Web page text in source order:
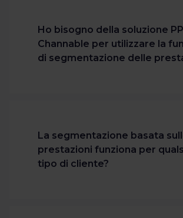
Ho bisogno della soluzione
Channable per utilizzare la
di segmentazione delle
prestazioni. È inclusa nel
Insights e può essere utilizzata
indipendentemente dal feed o
La segmentazione basata
prestazioni funziona per
tipo di cliente?